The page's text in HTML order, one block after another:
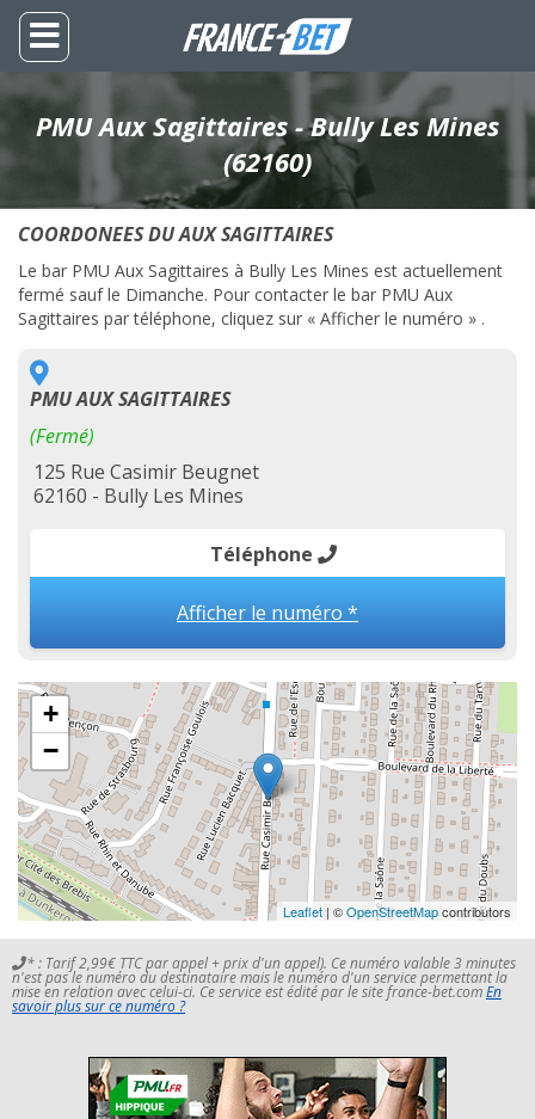
PMU Aux Sagittaires - Bully Les Mines
(62160)
COORDONEES DU AUX SAGITTAIRES
Le bar PMU Aux Sagittaires à Bully Les Mines est actuellement
fermé sauf le Dimanche. Pour contacter le bar PMU Aux
Sagittaires par téléphone, cliquez sur « Afficher le numéro » .
PMU AUX SAGITTAIRES
(Fermé)
125 Rue Casimir Beugnet
62160 - Bully Les Mines
Téléphone
Afficher le numéro *
+
−
Leaflet | ©OpenStreetMapcontributors
* : Tarif 2,99€ TTC par appel + prix d'un appel). Ce numéro valable 3 minutes
n'est pas le numéro du destinataire mais le numéro d'un service permettant la
mise en relation avec celui-ci. Ce service est édité par le site france-bet.comEn
savoir plus sur ce numéro ?